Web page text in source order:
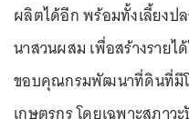
ผลิตได้อีก พร้อมทั้งเลี้ยงป
นาสวนผสม เพื่อสร้างรายไ
ขอบคุณกรมพัฒนาที่ดินที่มีโ
เกษตรกร โดยเฉพาะสภา